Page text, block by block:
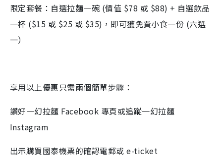
限定套餐：自選拉麵一碗 (價值 $78 或 $88) + 自選飲品
一杯 ($15 或 $25 或 $35)，即可獲免費小食一份 (六選
一）
享用以上優惠只需兩個簡單步驟：
讚好一幻拉麵 Facebook 專頁或追蹤一幻拉麵
Instagram
出示購買國泰機票的確認電郵或 e-ticket